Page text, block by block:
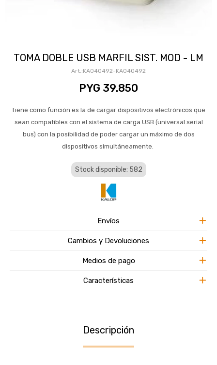
TOMA DOBLE USB MARFIL SIST. MOD - LM
KA040492-KA040492
PYG 39.850
Tiene como función es la de cargar dispositivos electrónicos que
sean compatibles con el sistema de carga USB (universal serial
bus) con la posibilidad de poder cargar un máximo de dos
dispositivos simultáneamente.
Stock disponible: 582
Envíos
Cambios y Devoluciones
Medios de pago
Características
Descripción